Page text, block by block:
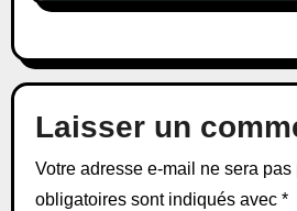
Laisser un
Votre adresse e-mail ne sera pas
obligatoires sont indiqués avec *